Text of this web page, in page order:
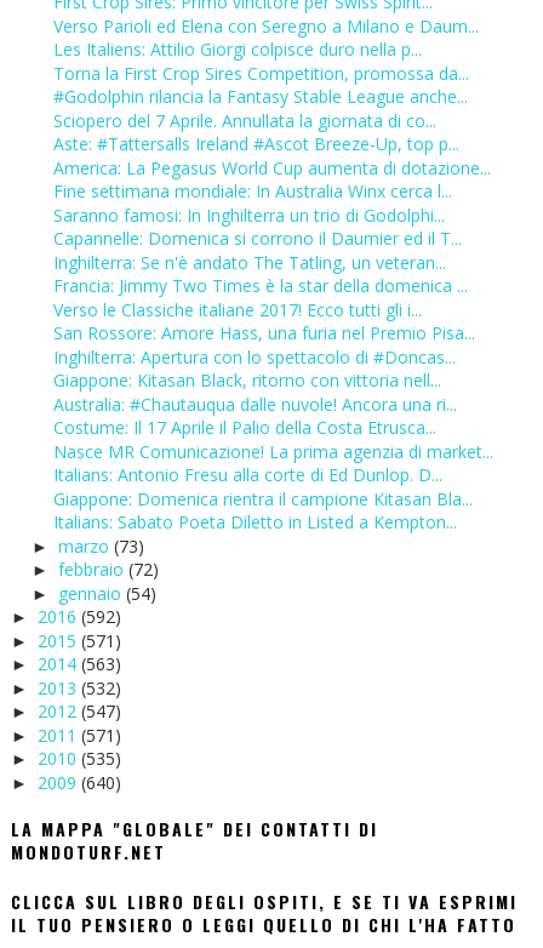
Verso Parioli ed Elena con Seregno a Milano e Daum...
Les Italiens: Attilio Giorgi colpisce duro nella p...
Torna la First Crop Sires Competition, promossa da...
#Godolphin rilancia la Fantasy Stable League anche...
Sciopero del 7 Aprile. Annullata la giornata di co...
Aste: #Tattersalls Ireland #Ascot Breeze-Up, top p...
America: La Pegasus World Cup aumenta di dotazione...
Fine settimana mondiale: In Australia Winx cerca l...
Saranno famosi: In Inghilterra un trio di Godolphi...
Capannelle: Domenica si corrono il Daumier ed il T...
Inghilterra: Se n'è andato The Tatling, un veteran...
Francia: Jimmy Two Times è la star della domenica ...
Verso le Classiche italiane 2017! Ecco tutti gli i...
San Rossore: Amore Hass, una furia nel Premio Pisa...
Inghilterra: Apertura con lo spettacolo di #Doncas...
Giappone: Kitasan Black, ritorno con vittoria nell...
Australia: #Chautauqua dalle nuvole! Ancora una ri...
Costume: Il 17 Aprile il Palio della Costa Etrusca...
Nasce MR Comunicazione! La prima agenzia di market...
Italians: Antonio Fresu alla corte di Ed Dunlop. D...
Giappone: Domenica rientra il campione Kitasan Bla...
Italians: Sabato Poeta Diletto in Listed a Kempton...
► marzo (73)
► febbraio (72)
► gennaio (54)
► 2016 (592)
► 2015 (571)
► 2014 (563)
► 2013 (532)
► 2012 (547)
► 2011 (571)
► 2010 (535)
► 2009 (640)
LA MAPPA "GLOBALE" DEI CONTATTI DI
MONDOTURF.NET
CLICCA SUL LIBRO DEGLI OSPITI, E SE TI VA ESPRIMI
IL TUO PENSIERO O LEGGI QUELLO DI CHI L'HA FATTO